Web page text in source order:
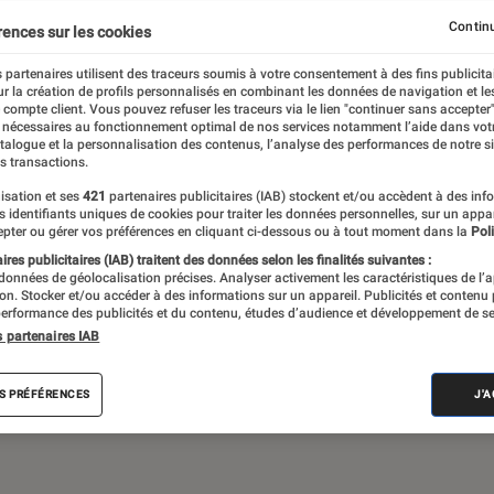
expos… Du suivi de l’actualité aux
et les articles long format,
meilleur de l’actualité culturelle
Album Concert Rap Exposition
sur les cookies
partenaires utilisent des traceurs soumis à votre consentement à des fins
la création de profils personnalisés en combinant les données de navigation et
compte client. Vous pouvez refuser les traceurs via le lien "continuer sans
au fonctionnement optimal de nos services notamment l’aide dans
et la personnalisation des contenus, l’analyse des performances de notre
transactions.
et ses 421 partenaires publicitaires (IAB) stockent et/ou accèdent à des
identifiants uniques de cookies pour traiter les données personnelles, sur un
ou gérer vos préférences en cliquant ci-dessous ou à tout moment dans la
publicitaires (IAB) traitent des données selon les finalités suivantes :
de géolocalisation précises. Analyser activement les caractéristiques de
Stocker et/ou accéder à des informations sur un appareil. Publicités et contenu
des publicités et du contenu, études d’audience et développement de
partenaires IAB
PRÉFÉRENCES